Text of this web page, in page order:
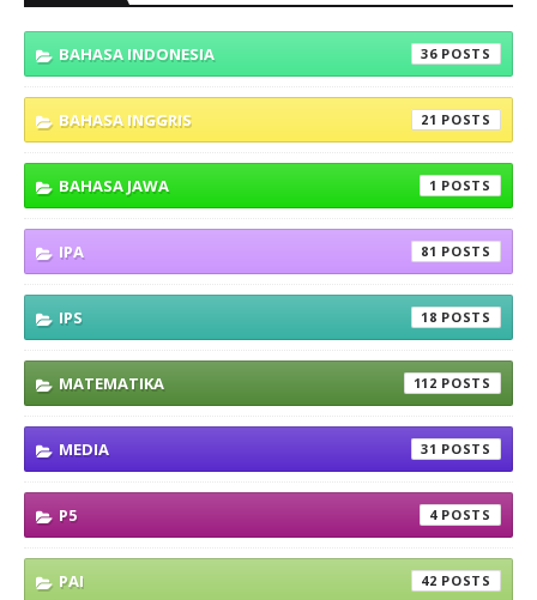
BAHASA INDONESIA 36
BAHASA INGGRIS 21
BAHASA JAWA 1
IPA 81
IPS 18
MATEMATIKA 112
MEDIA 31
P5 4
PAI 42